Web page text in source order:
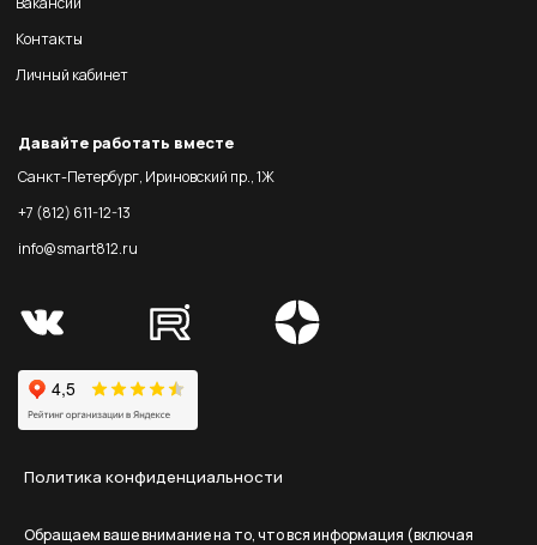
Контакты
Личный кабинет
Давайте работать вместе
Санкт-Петербург, Ириновский пр., 1Ж
+7 (812) 611-12-13
info@smart812.ru
Политика конфиденциальности
Обращаем ваше внимание на то, что вся информация (включая